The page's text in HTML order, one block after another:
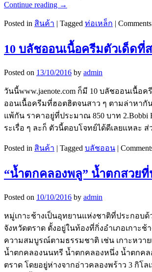
Continue reading →
Posted in สินค้า | Tagged ท่อเหล็ก |
10 บลัชออนเนื้อครีมตัวเด็ดที่
Posted on 13/10/2016 by admin
วันนี้www.jaenote.com ก็มี 10 บลัชออนเนื้
ออนเนื้อครีมที่ฮอตฮิตจนสาว ๆ ตามล่าหากั
แพ้กัน ราคาอยู่ที่ประมาณ 850 บาท 2.Bobbi
ระเรื่อ ๆ ละก็ ตัวนี้ตอบโจทย์ได้ดีเลยแหละ
Posted in สินค้า | Tagged บลัชออน |
“น้ำตกคลองพลู” น้ำตกสวยที่
Posted on 10/10/2016 by admin
หมู่เกาะช้างเป็นอุทยานแห่งชาติที่ประกอบด้
จังหวัดตราด ตั้งอยู่ในท้องที่กิ่งอำเภอเกาะ
ความสมบูรณ์ตามธรรมชาติ เช่น เกาะหวา
น้ำตกคลองนนทรี น้ำตกคลองหนึ่ง น้ำตกคล
ตราด โดยอยู่ห่างจากอ่าวคลองพร้าว 3 กิโ